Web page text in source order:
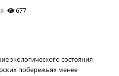
677
экологического состояния
побережьях менее